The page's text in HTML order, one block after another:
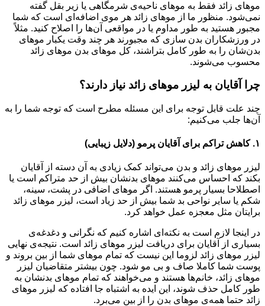
موهای زائد فقط به موهای ناحیه‌ی شرمگاهی یا زیر بقل گفته
نمی‌شود. منظور ما از موهای زائد هر موی اضافه‌ای است که شما
مجبور هستید به طور مداوم یا در مواقعی آن‌ها را اصلاح کنید. مثلاً
در ورزشکاران بدن سازی که مجبورند هر چند وقت یکبار موهای
بدن‌شان را به طور کامل بتراشند، کل موهای بدن موهای زائد
محسوب می‌شوند.
چرا آقایان به لیزر موهای زائد نیاز دارند؟
چند علت قابل توجه برای این مسئله مطرح است که توجه شما را به
آن‌ها جلب می‌کنیم:
۱. کاهش تراکم برای آقایان پرمو (دلایل زیبایی)
لیزر موهای زائد و بدن می‌تواند کمک زیادی به آن دسته از آقایان
بکند که احساس می‌کنند موهای بدنشان بیش از حد متراکم است یا
اصطلاحا بسیار پرمو هستند. اگر موهای اضافی در پشت، سینه،
شکم یا سایر نواحی بد شما بیش از حد زیاد است، لیزر موهای زائد
برایتان مثل معجزه عمل خواهد کرد.
در اینجا لازم است به نکته‌ای اشاره کنیم که نگرانی و دغدغه‌ی
بسیاری از آقایان برای دریافت لیزر موهای زائد است. نتیجه‌ی نهایی
لیزر موهای زائد لزوما این نیست که تمام موهای شما از بین بروند و
پوست شما کاملا صاف و بی مو شود. چون بیشتر متقاضیان لیزر
موهای زائد، خانم‌ها هستند و می‌خواهند که تمام موهای بدنشان به
طور کامل حذف شوند، این ایده به اشتباه جا افتاده که لیزر موهای
زائد حتما همه‌ی موهای بدن را از بین می‌برد.